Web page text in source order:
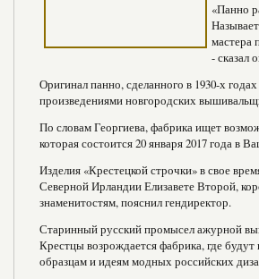
«Панно
мастера
- сказал
Оригинал панно, сделанного в 1930-х
произведениями новгородских
По словам Георгиева, фабрика ищет
которая состоится 20 января 2017 года в
Изделия «Крестецкой строчки» в свое
Северной Ирландии Елизавете Второй,
знаменитостям, пояснил гендиректор.
Старинный русский промысел ажурной
Крестцы возрождается фабрика, где
образцам и идеям модных российских